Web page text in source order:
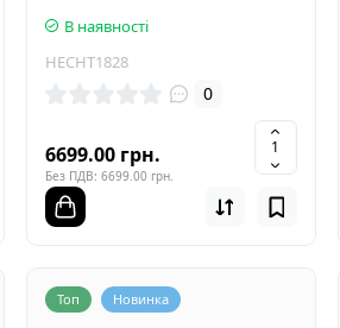
В наявності
HECHT1828
0
6699.00 грн.
Без ПДВ: 6699.00 грн.
Топ Новинка